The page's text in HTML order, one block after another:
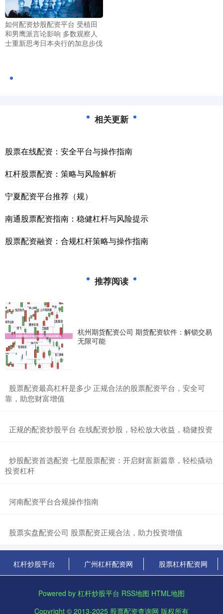
如何配资炒股配资平台 受植田
和男鹰派言论影响 多数观察人
士重新思考日本央行的加息步伐
相关更新
股票在线配资：安全平台与操作指南
杠杆股票配资：策略与风险解析
宁夏配资平台推荐（规）
南通股票配资指南：稳健杠杆与风险提示
股票配资融资：合规杠杆策略与操作指南
推荐阅读
杭州期货配资公司 期货配资软件：解锁交易
无限可能
​股票配资最高杠杆是多少 正规合法的股票配资平台，安全可
靠，助您财富增值
​正规的配资炒股平台 在线配资炒股，轻松放大收益，稳健投资
​炒股配资首选配资 七星股票配资：开启财富新篇章，轻松撬动
投资杠杆
​河南配资平台合规操作指南
​股票实盘配资公司 股票配资正规合法，助力投资增值
杠杆炒股平台 广州杠杆配资网 股票杠杆配资网
Powered by 杠杆炒股平台 RSS地图 HTML地图
Copyright © 2013-2025 股票配资查询网 版权所有